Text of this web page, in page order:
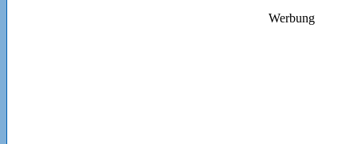
Werbung